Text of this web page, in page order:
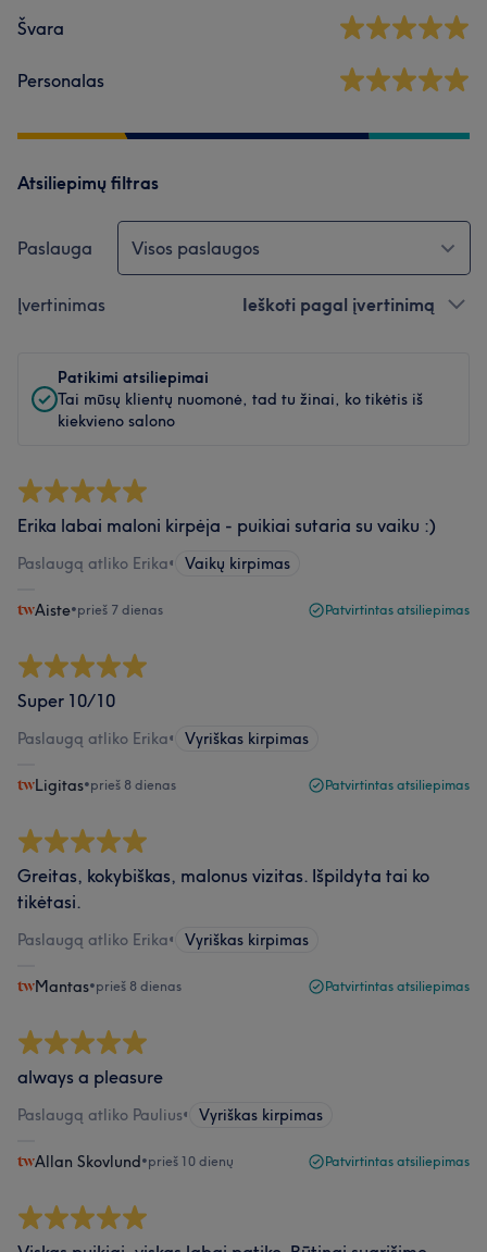
Švara
Personalas
Atsiliepimų filtras
Paslauga Visos paslaugos
Įvertinimas Ieškoti pagal įvertinimą
Patikimi atsiliepimai
Tai mūsų klientų nuomonė, tad tu žinai, ko tikėtis iš
kiekvieno salono
Erika labai maloni kirpėja - puikiai sutaria su vaiku :)
Paslaugą atliko Erika• Vaikų kirpimas
Aiste•prieš 7 dienas Patvirtintas atsiliepimas
Super 10/10
Paslaugą atliko Erika• Vyriškas kirpimas
Ligitas•prieš 8 dienas Patvirtintas atsiliepimas
Greitas, kokybiškas, malonus vizitas. Išpildyta tai ko
tikėtasi.
Paslaugą atliko Erika• Vyriškas kirpimas
Mantas•prieš 8 dienas Patvirtintas atsiliepimas
always a pleasure
Paslaugą atliko Paulius• Vyriškas kirpimas
Allan Skovlund•prieš 10 dienų Patvirtintas atsiliepimas